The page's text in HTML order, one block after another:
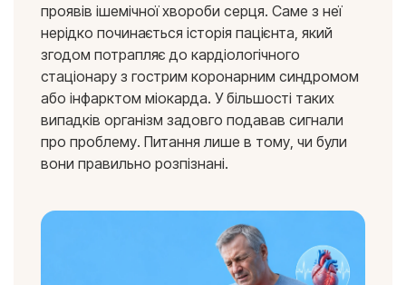
проявів ішемічної хвороби серця. Саме з неї
нерідко починається історія пацієнта, який
згодом потрапляє до кардіологічного
стаціонару з гострим коронарним синдромом
або інфарктом міокарда. У більшості таких
випадків організм задовго подавав сигнали
про проблему. Питання лише в тому, чи були
вони правильно розпізнані.